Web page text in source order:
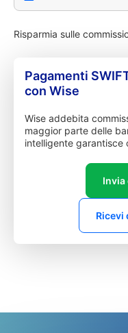
Risparmia sulle
Pagamenti
con Wise
Wise addebita
maggior parte delle
intelligente garantisce
Invia
Ricevi